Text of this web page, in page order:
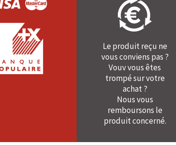
Le produit reçu ne
vous conviens pas ?
Vouv vous êtes
trompé sur votre
achat ?
Nous vous
remboursons le
produit concerné.